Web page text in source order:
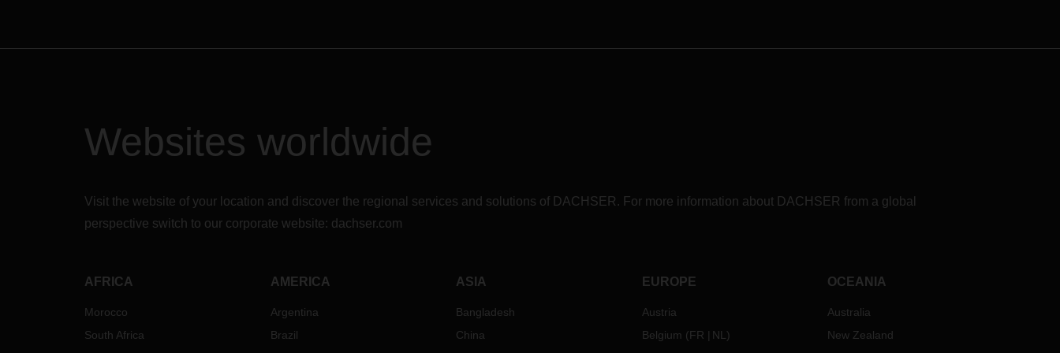
Websites worldwide
Visit the website of your location and discover the regional services and solutions of DACHSER. For more information about DACHSER from a global
perspective switch to our corporate website: dachser.com
AFRICA
Morocco
South Africa
AMERICA
Argentina
Brazil
ASIA
Bangladesh
China
EUROPE
Austria
Belgium (FR NL )
OCEANIA
Australia
New Zealand